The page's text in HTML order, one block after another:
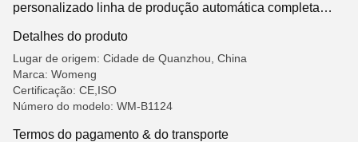
personalizado linha de produção automática completa
Detalhes do produto
Lugar de origem: Cidade de Quanzhou, China
Marca: Womeng
Certificação: CE,ISO
Número do modelo: WM-B1124
Termos do pagamento & do transporte